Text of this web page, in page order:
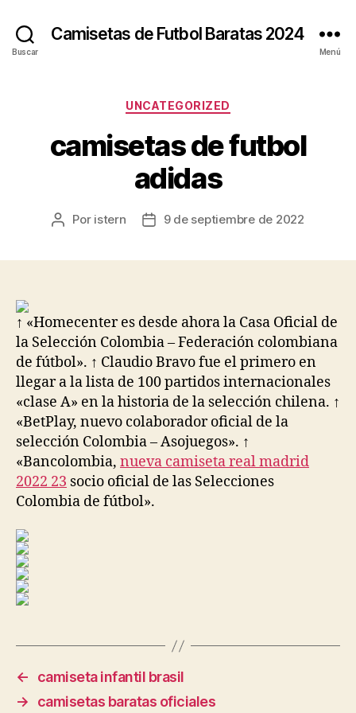
Buscar
Camisetas de Futbol Baratas 2024
Menú
Categorías
UNCATEGORIZED
camisetas de futbol
adidas
Autor
Por istern
Fecha9 de septiembre de 2022
↑ «Homecenter es desde ahora la Casa Oficial de
la Selección Colombia – Federación colombiana
de fútbol». ↑ Claudio Bravo fue el primero en
llegar a la lista de 100 partidos internacionales
«clase A» en la historia de la selección chilena. ↑
«BetPlay, nuevo colaborador oficial de la
selección Colombia – Asojuegos». ↑
«Bancolombia, nueva camiseta real madrid
2022 23 socio oficial de las Selecciones
Colombia de fútbol».
←
camiseta infantil brasil
→
camisetas baratas oficiales